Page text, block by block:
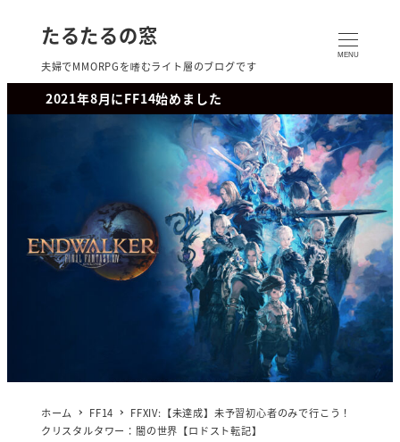
たるたるの窓
夫婦でMMORPGを嗜むライト層のブログです
MENU
2021年8月にFF14始めました
ホーム FF14
FFXIV:【未達成】未予習初心者のみで行こう！
クリスタルタワー：闇の世界【ロドスト転記】